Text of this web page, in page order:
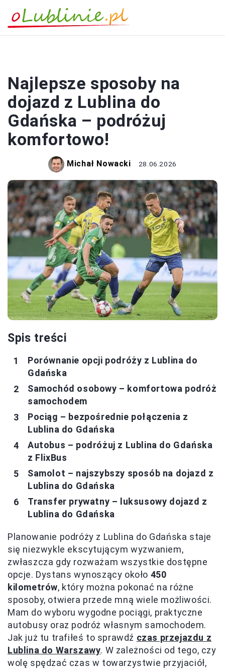
Najlepsze sposoby na
dojazd z Lublina do
Gdańska – podróżuj
komfortowo!
Michał Nowacki 28.06.2026
Spis treści
Porównanie opcji podróży z Lublina do
Gdańska
Samochód osobowy – komfortowa podróż
samochodem
Pociąg – bezpośrednie połączenia z
Lublina do Gdańska
Autobus – podróżuj z Lublina do Gdańska
z FlixBus
Samolot – najszybszy sposób na dojazd z
Lublina do Gdańska
Transfer prywatny – luksusowy dojazd z
Lublina do Gdańska
Planowanie podróży z Lublina do Gdańska staje
się niezwykle ekscytującym wyzwaniem,
zwłaszcza gdy rozważam wszystkie dostępne
opcje. Dystans wynoszący około 450
kilometrów, który można pokonać na różne
sposoby, otwiera przede mną wiele możliwości.
Mam do wyboru wygodne pociągi, praktyczne
autobusy oraz podróż własnym samochodem.
Jak już tu trafiłeś to sprawdź czas przejazdu z
Lublina do Warszawy. W zależności od tego, czy
wolę spędzać czas w towarzystwie przyjaciół,